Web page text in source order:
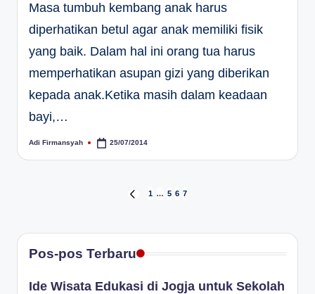
Masa tumbuh kembang anak harus
diperhatikan betul agar anak memiliki fisik
yang baik. Dalam hal ini orang tua harus
memperhatikan asupan gizi yang diberikan
kepada anak.Ketika masih dalam keadaan
bayi,…
Posted
Adi Firmansyah 25/07/2014
PREVIOUS
1 … 5 6 7
Pos-pos Terbaru
Ide Wisata Edukasi di Jogja untuk Sekolah